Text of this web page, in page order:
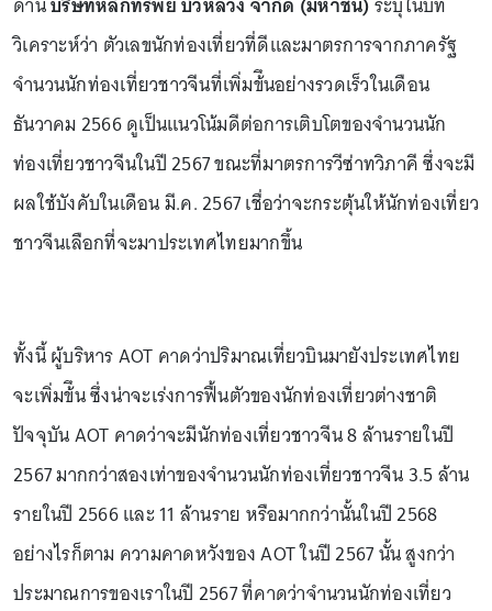
วิเคราะห์ว่า ตัวเลขนักท่องเที่ยวที่ดีและมาตรการจากภาครัฐ
จำนวนนักท่องเที่ยวชาวจีนที่เพิ่มข้ึนอย่างรวดเร็วในเดือน
ธันวาคม 2566 ดูเป็นแนวโน้มดีต่อการเติบโตของจำนวนนัก
ท่องเที่ยวชาวจีนในปี 2567 ขณะที่มาตรการวีซ่าทวิภาคี ซึ่งจะมี
ผลใช้บังคับในเดือน มี.ค. 2567 เชื่อว่าจะกระตุ้นให้นักท่องเที่ยว
ชาวจีนเลือกที่จะมาประเทศไทยมากขึ้น
ทั้งนี้ ผู้บริหาร AOT คาดว่าปริมาณเที่ยวบินมายังประเทศไทย
จะเพิ่มข้ึน ซึ่งน่าจะเร่งการฟื้นตัวของนักท่องเที่ยวต่างชาติ
ปัจจุบัน AOT คาดว่าจะมีนักท่องเที่ยวชาวจีน 8 ล้านรายในปี
2567 มากกว่าสองเท่าของจำนวนนักท่องเที่ยวชาวจีน 3.5 ล้าน
รายในปี 2566 และ 11 ล้านราย หรือมากกว่านั้นในปี 2568
อย่างไรก็ตาม ความคาดหวังของ AOT ในปี 2567 นั้น สูงกว่า
ประมาณการของเราในปี 2567 ที่คาดว่าจำนวนนักท่องเที่ยว